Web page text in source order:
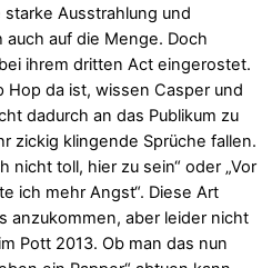
Ausstrahlung und
auf die Menge. Doch
ihrem dritten Act eingerostet.
Hop da ist, wissen Casper und
dadurch an das Publikum zu
zickig klingende Sprüche fallen.
nicht toll, hier zu sein“ oder „Vor
ich mehr Angst“. Diese Art
anzukommen, aber leider nicht
Pott 2013. Ob man das nun